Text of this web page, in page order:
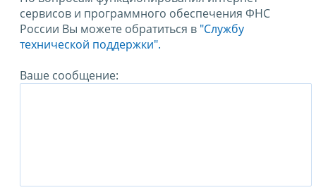
сервисов и программного обеспечения ФНС
России Вы можете обратиться в "Службу
технической поддержки".
Ваше сообщение: